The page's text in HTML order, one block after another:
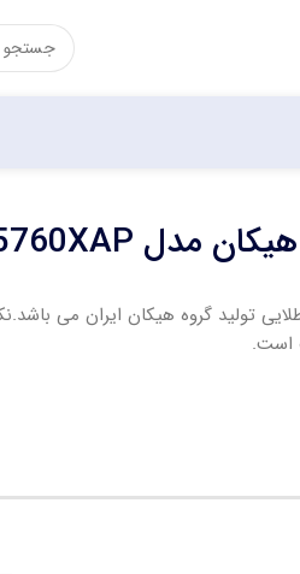
با گارانتی 24 ماهه طلایی تولید گروه هیکان
است.